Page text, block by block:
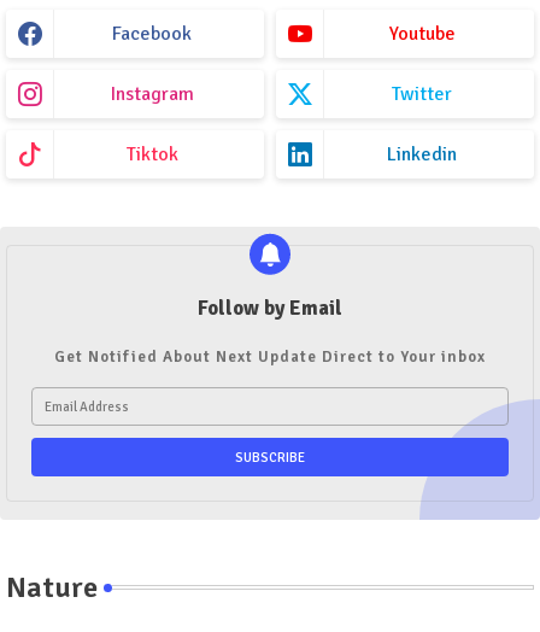
Facebook Youtube
Instagram Twitter
Tiktok Linkedin
Follow by Email
Get Notified About Next Update Direct to Your inbox
Nature